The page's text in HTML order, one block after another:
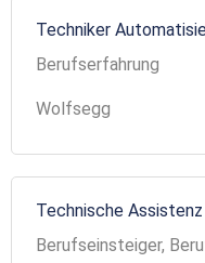
Techniker
Berufserfahrung
Wolfsegg
Technische
Berufseinsteiger,